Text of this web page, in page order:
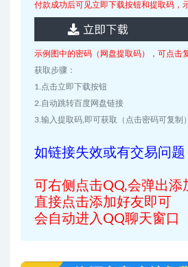
付款成功后可见立即下载按钮和提取码，
示例图中的密码（网盘提取码），可点击
获取步骤：
1.点击立即下载按钮
2.自动跳转百度网盘链接
3.输入提取码,即可获取（点击密码可复制）
如链接失效或有交易问题
可右侧点击QQ,会弹出添
直接点击添加好友即可
会自动进入QQ聊天窗口